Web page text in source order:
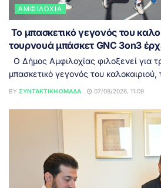
ΑΜΦΙΛΟΧΊΑ
Το μπασκετικό γεγονός του
τουρνουά μπάσκετ GNC 3on3
Ο Δήμος Αμφιλοχίας φιλοξενεί για
μπασκετικό γεγονός του καλοκαιριού,
BY ΣΥΝΤΑΚΤΙΚΉ ΟΜΆΔΑ 07/08/2026, 11:09